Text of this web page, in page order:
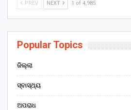
PREV NEXT 1 of 4,985
Popular Topics
ଜିଲ୍ଲା
ସ୍ବାସ୍ଥ୍ୟ
ଅପରାଧ